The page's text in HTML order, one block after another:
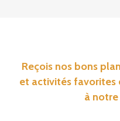
Reçois nos bons
et activités favorites
à